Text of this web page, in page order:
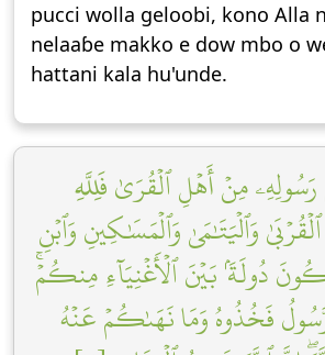
pucci wolla geloobi, kono Alla
nelaaɓe makko e dow mbo o
hattani kala hu'unde.
رَسُولِهِۦ مِنۡ أَهۡلِ ٱلۡقُرَىٰ فَلِلَّهِ
وَٱلۡيَتَٰمَىٰ وَٱلۡمَسَٰكِينِ وَٱبۡنِ
دُولَةَۢ بَيۡنَ ٱلۡأَغۡنِيَآءِ مِنكُمۡۚ
فَخُذُوهُ وَمَا نَهَىٰكُمۡ عَنۡهُ